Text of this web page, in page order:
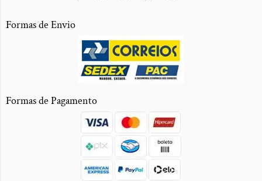
Formas de Envio
Formas de Pagamento